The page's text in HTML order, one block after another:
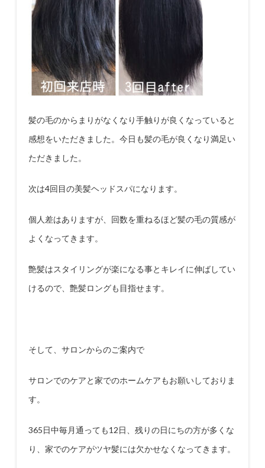
髪の毛のからまりがなくなり手触りが良くなっていると
感想をいただきました。今日も髪の毛が良くなり満足い
ただきました。
次は4回目の美髪ヘッドスパになります。
個人差はありますが、回数を重ねるほど髪の毛の質感が
よくなってきます。
艶髪はスタイリングが楽になる事とキレイに伸ばしてい
けるので、艶髪ロングも目指せます。
そして、サロンからのご案内で
サロンでのケアと家でのホームケアもお願いしておりま
す。
365日中毎月通っても12日、残りの日にちの方が多くな
り、家でのケアがツヤ髪には欠かせなくなってきます。